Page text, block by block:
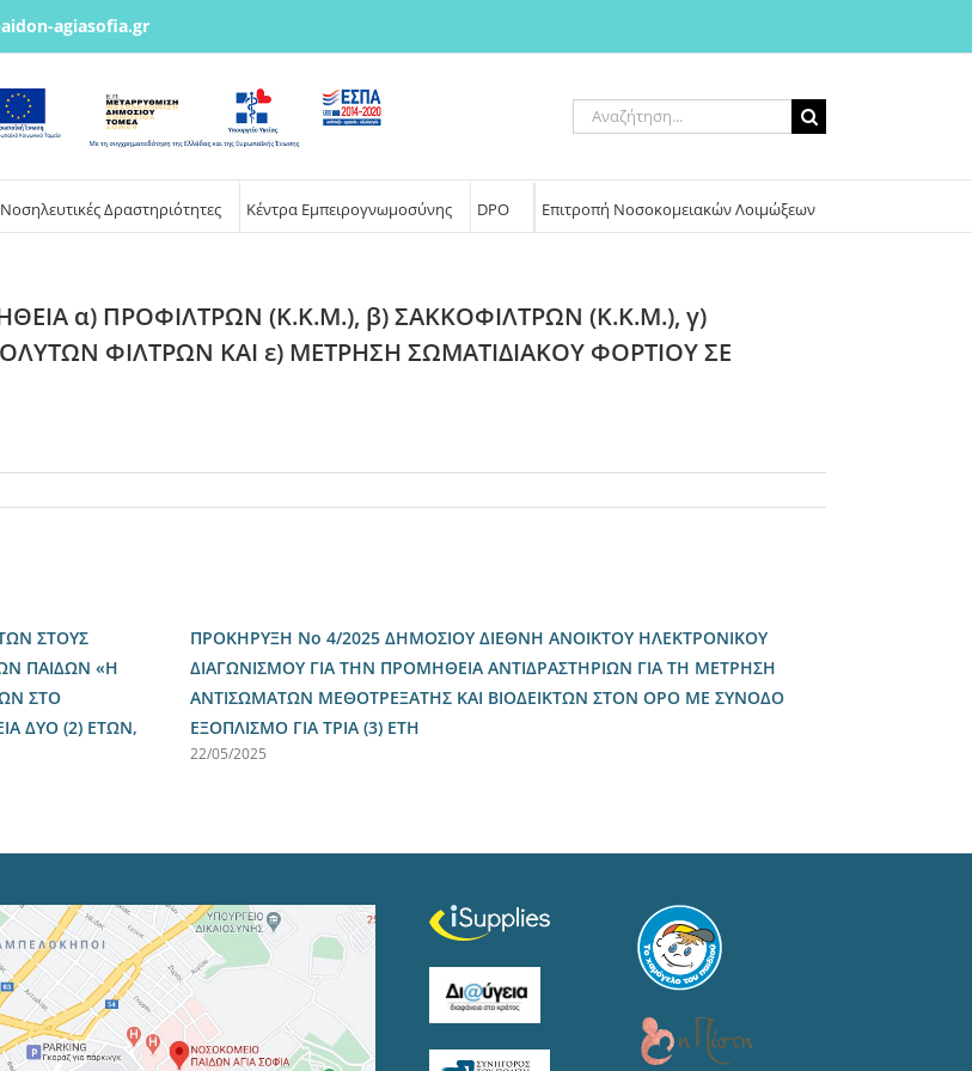
agiasofia.gr
Αναζήτηση
για:
Νοσηλευτικές Δραστηριότητες Κέντρα Εμπειρογνωμοσύνης DPO Επιτροπή Νοσοκομειακών Λοιμώξεων
α) ΠΡΟΦΙΛΤΡΩΝ (Κ.Κ.Μ.), β) ΣΑΚΚΟΦΙΛΤΡΩΝ (Κ.Κ.Μ.), γ)
ΦΙΛΤΡΩΝ ΚΑΙ ε) ΜΕΤΡΗΣΗ ΣΩΜΑΤΙΔΙΑΚΟΥ ΦΟΡΤΙΟΥ ΣΕ
ΣΤΟΥΣ
ΠΑΙΔΩΝ «Η
ΣΤΟ
ΔΥΟ (2) ΕΤΩΝ,
ΠΡΟΚΗΡΥΞΗ Νο 4/2025 ΔΗΜΟΣΙΟΥ ΔΙΕΘΝΗ ΑΝΟΙΚΤΟΥ ΗΛΕΚΤΡΟΝΙΚΟΥ
ΔΙΑΓΩΝΙΣΜΟΥ ΓΙΑ ΤΗΝ ΠΡΟΜΗΘΕΙΑ ΑΝΤΙΔΡΑΣΤΗΡΙΩΝ ΓΙΑ ΤΗ ΜΕΤΡΗΣΗ
ΑΝΤΙΣΩΜΑΤΩΝ ΜΕΘΟΤΡΕΞΑΤΗΣ ΚΑΙ ΒΙΟΔΕΙΚΤΩΝ ΣΤΟΝ ΟΡΟ ΜΕ ΣΥΝΟΔΟ
ΕΞΟΠΛΙΣΜΟ ΓΙΑ ΤΡΙΑ (3) ΕΤΗ
22/05/2025